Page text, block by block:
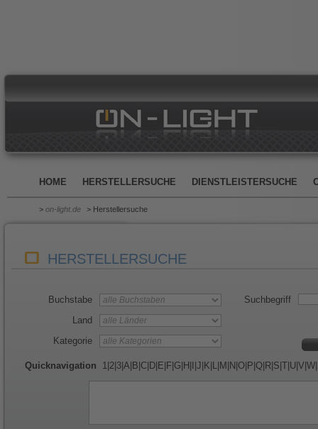
HOME HERSTELLERSUCHE DIENSTLEISTERSUCHE
> on-light.de > Herstellersuche
HERSTELLERSUCHE
Buchstabe
Land
Kategorie
Suchbegriff
Quicknavigation 1 2 3 A B C D E F G H J K L M N O P Q R S T U V W